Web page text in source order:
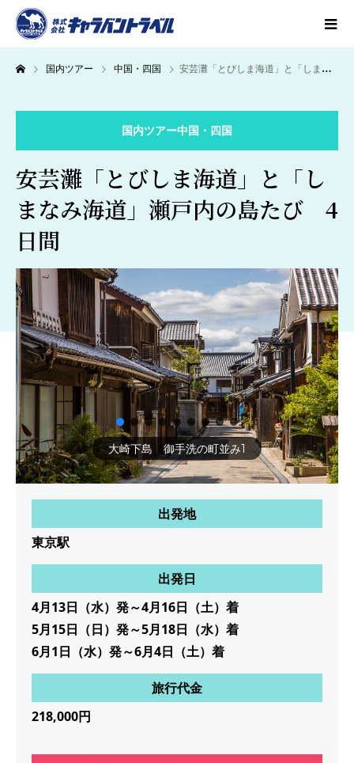
国内ツアー 中国・四国 安芸灘「とびしま海道」と「しまなみ海道」瀬戸内の島たび 4日間
国内ツアー中国・四国
安芸灘「とびしま海道」と「し
まなみ海道」瀬戸内の島たび 4
日間
大崎下島 御手洗の町並み1
出発地
東京駅
出発日
4月13日（水）発～4月16日（土）着
5月15日（日）発～5月18日（水）着
6月1日（水）発～6月4日（土）着
旅行代金
218,000円